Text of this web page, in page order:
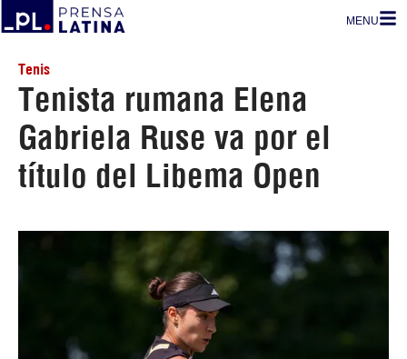
MENU
Tenis
Tenista rumana Elena
Gabriela Ruse va por el
título del Libema Open